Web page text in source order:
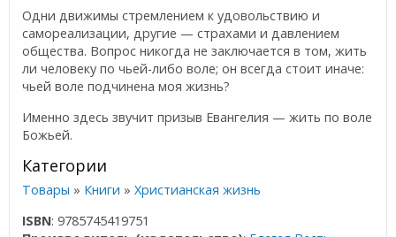
Одни движимы стремлением к удовольствию и
самореализации, другие — страхами и давлением
общества. Вопрос никогда не заключается в том, жить
ли человеку по чьей-либо воле; он всегда стоит иначе:
чьей воле подчинена моя жизнь?
Именно здесь звучит призыв Евангелия — жить по воле
Божьей.
Категории
Товары » Книги »Христианская жизнь
ISBN: 9785745419751